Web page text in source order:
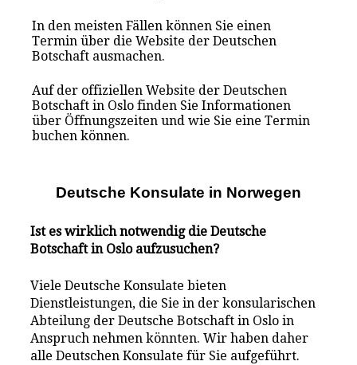
In den meisten Fällen können Sie einen
Termin über die Website der Deutschen
Botschaft ausmachen.
Auf der offiziellen Website der Deutschen
Botschaft in Oslo finden Sie Informationen
über Öffnungszeiten und wie Sie eine Termin
buchen können.
Deutsche Konsulate in Norwegen
Ist es wirklich notwendig die Deutsche
Botschaft in Oslo aufzusuchen?
Viele Deutsche Konsulate bieten
Dienstleistungen, die Sie in der konsularischen
Abteilung der Deutsche Botschaft in Oslo in
Anspruch nehmen könnten. Wir haben daher
alle Deutschen Konsulate für Sie aufgeführt.